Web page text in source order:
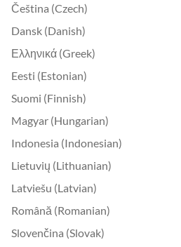
Čeština (Czech)
Dansk (Danish)
Ελληνικά (Greek)
Eesti (Estonian)
Suomi (Finnish)
Magyar (Hungarian)
Indonesia (Indonesian)
Lietuvių (Lithuanian)
Latviešu (Latvian)
Română (Romanian)
Slovenčina (Slovak)